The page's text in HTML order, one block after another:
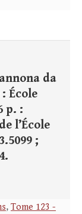
da
École
p. :
l’École
;
, Tome 123 -